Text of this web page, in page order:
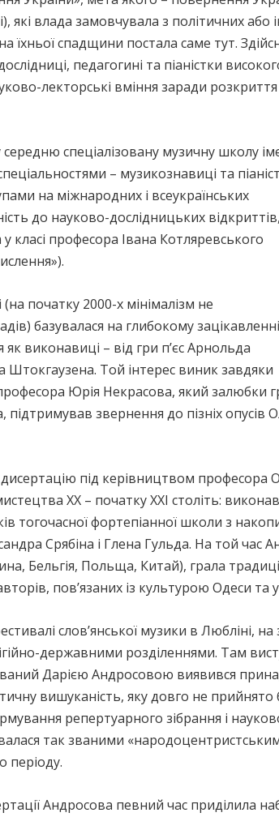
які влада замовчувала з політичних
їхньої спадщини постала саме тут.
педагогині та піаністки
лекторські вміння заради розкриття
спеціалізовану музичну школу
– музикознавиці та
на міжнародних і всеукраїнських
до науково-дослідницьких
класі професора Івана Котляревського
початку 2000-х мінімалізм не
базувалася на глибокому зацікавленні
виконавиці – від гри п’єс Арнольда
Той інтерес виник завдяки
Юрія Некрасова, який залюбки
звернення до пізніх опусів
під керівництвом професора
ХХ – початку ХХI століть:
тогочасної фортепіанної школи з
Срябіна і Глена Гульда. На той час
Бельгія, Польща, Китай), грала
пов’язаних із культурою Одеси та
слов’янської музики в Любліні, на
державними розділеннями. Там
Дарією Андросовою виявився
вишуканість, яку довго не прийнято
репертуарного зібрання і
так званими
періоду.
Андросова певний час приділила